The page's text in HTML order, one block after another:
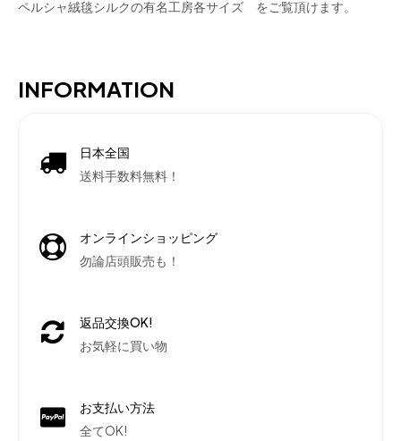
ペルシャ絨毯シルクの有名工房各サイズ をご覧頂けます。
INFORMATION
日本全国
送料手数料無料！
オンラインショッピング
勿論店頭販売も！
返品交換OK!
お気軽に買い物
お支払い方法
全てOK!